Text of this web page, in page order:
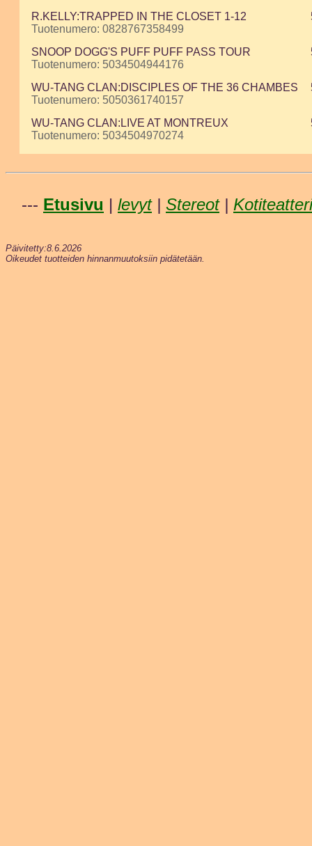
R.KELLY:TRAPPED IN THE CLOSET 1-12
Tuotenumero: 0828767358499
SNOOP DOGG'S PUFF PUFF PASS TOUR
Tuotenumero: 5034504944176
WU-TANG CLAN:DISCIPLES OF THE 36 CHAMBES
Tuotenumero: 5050361740157
WU-TANG CLAN:LIVE AT MONTREUX
Tuotenumero: 5034504970274
--- Etusivu | levyt| Stereot| Kotiteatteri
Päivitetty:8.6.2026
Oikeudet tuotteiden hinnanmuutoksiin pidätetään.